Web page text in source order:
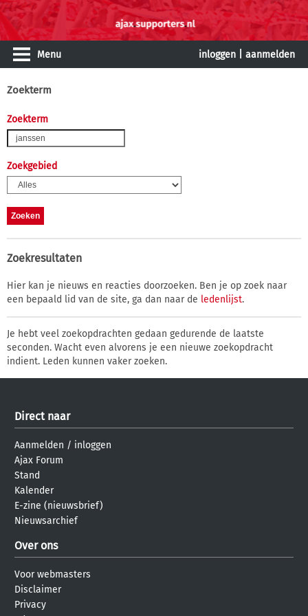
Menu inloggen aanmelden
Zoekterm
Zoekterm
Zoekgebied
Zoekresultaten
Hier kan je nieuws en reacties doorzoeken. Ben je op zoek naar
een bepaald lid van de site, ga dan naar de ledenlijst.
Je hebt veel zoekopdrachten gedaan gedurende de laatste
seconden. Wacht even alvorens je een nieuwe zoekopdracht
indient. Leden kunnen vaker zoeken.
Direct naar
Aanmelden / inloggen
Ajax Forum
Stand
Kalender
E-zine (nieuwsbrief)
Nieuwsarchief
Over ons
Voor webmasters
Disclaimer
Privacy